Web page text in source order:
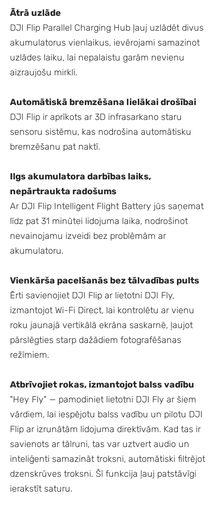
Ātrā uzlāde
DJI Flip Parallel Charging Hub ļauj uzlādēt divus
akumulatorus vienlaikus, ievērojami samazinot
uzlādes laiku, lai nepalaistu garām nevienu
aizraujošu mirkli.
Automātiskā bremzēšana lielākai drošībai
DJI Flip ir aprīkots ar 3D infrasarkano staru
sensoru sistēmu, kas nodrošina automātisku
bremzēšanu pat naktī.
Ilgs akumulatora darbības laiks,
nepārtraukta radošums
Ar DJI Flip Intelligent Flight Battery jūs saņemat
līdz pat 31 minūtei lidojuma laika, nodrošinot
nevainojamu izveidi bez problēmām ar
akumulatoru.
Vienkārša pacelšanās bez tālvadības pults
Ērti savienojiet DJI Flip ar lietotni DJI Fly,
izmantojot Wi-Fi Direct, lai kontrolētu ar vienu
roku jaunajā vertikālā ekrāna saskarnē, ļaujot
pārslēgties starp dažādiem fotografēšanas
režīmiem.
Atbrīvojiet rokas, izmantojot balss vadību
"Hey Fly" — pamodiniet lietotni DJI Fly ar šiem
vārdiem, lai iespējotu balss vadību un pilotu DJI
Flip ar izrunātām lidojuma direktīvām. Kad tas ir
savienots ar tālruni, tas var uztvert audio un
inteliģenti samazināt troksni, automātiski filtrējot
dzenskrūves troksni. Šī funkcija ļauj patstāvīgi
ierakstīt saturu.